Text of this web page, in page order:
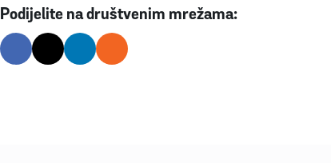
Podijelite na društvenim mrežama: